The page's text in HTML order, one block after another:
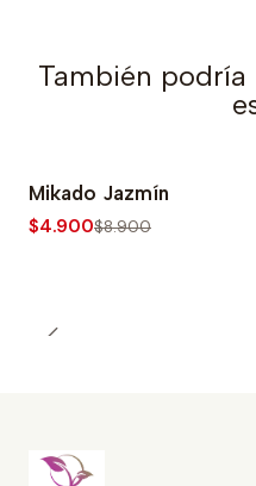
También
-45% OFF
Mikado Jazmín
$4.900$8.900